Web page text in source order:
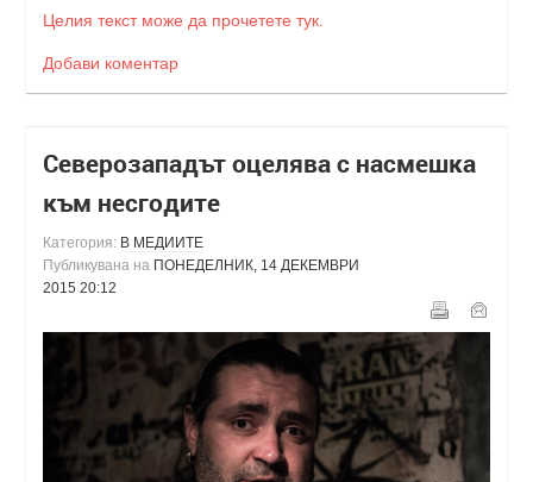
Целия текст може да прочетете тук.
Добави коментар
Северозападът оцелява с насмешка
към несгодите
Категория: В МЕДИИТЕ
Публикувана на ПОНЕДЕЛНИК, 14 ДЕКЕМВРИ
2015 20:12